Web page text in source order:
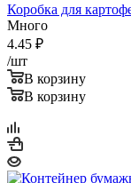
Коробка для
Много
4.45 ₽
/шт
В корзину
В корзину